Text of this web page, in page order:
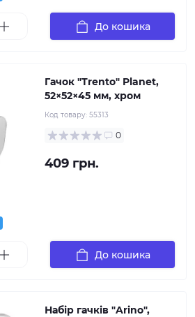
До кошика
Гачок "Trento" Planet,
52×52×45 мм, хром
Код товару: 55313
0
409 грн.
До кошика
Набір гачків "Arino",